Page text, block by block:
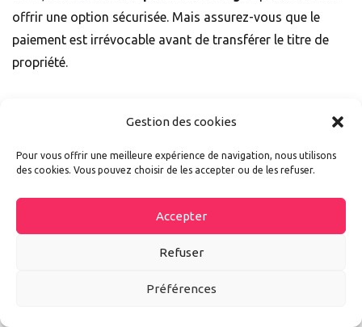
Gestion des cookies
Pour vous offrir une meilleure expérience de navigation, nous utilisons
des cookies. Vous pouvez choisir de les accepter ou de les refuser.
Accepter
Refuser
Préférences
offrir une option sécurisée. Mais assurez-vous que le
paiement est irrévocable avant de transférer le titre de
propriété.
20. Ne pas oublier les formalités
administratives
la vente de votre voiture. Respecter les formalités
administratives est essentiel pour garantir la légalité de la
transaction et la protection des droits de toutes les
certificat de situation administrative et à la carte grise